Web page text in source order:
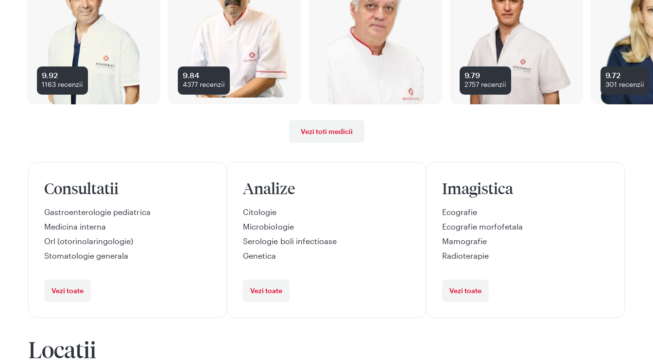
9.92
1163 recenzii
9.84
4377 recenzii
9.79
2757 recenzii
9.72
301 recenzii
Vezi toti medicii
Consultatii
Gastroenterologie pediatrica
Medicina interna
Orl (otorinolaringologie)
Stomatologie generala
Vezi toate
Analize
Citologie
Microbiologie
Serologie boli infectioase
Genetica
Vezi toate
Imagistica
Ecografie
Ecografie morfofetala
Mamografie
Radioterapie
Vezi toate
Locatii